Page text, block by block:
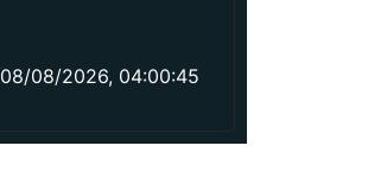
08/08/2026, 04:00:45